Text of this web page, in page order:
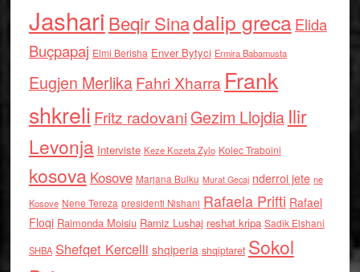
Jashari Beqir Sinadalip grecaElida
Buçpapaj Elmi Berisha Enver Bytyci Ermira Babamusta
Eugjen MerlikaFahri Xharra Frank
shkreli Fritz radovaniGezim Llojdia Ilir
Levonja Interviste Keze Kozeta Zylo Kolec Traboini
kosova Kosove Marjana Bulku Murat Gecaj nderroi jete ne
Kosove Nene Tereza presidenti Nishani Rafaela Prifti Rafael
Floqi Raimonda Moisiu Ramiz Lushaj reshat kripa Sadik Elshani
SHBA Shefqet Kercelli shqiperia shqiptaret Sokol